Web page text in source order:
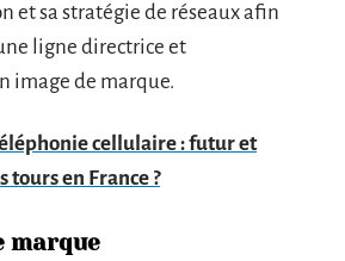
et sa stratégie de réseaux afin
ligne directrice et
image de marque.
cellulaire : futur et
en France ?
marque